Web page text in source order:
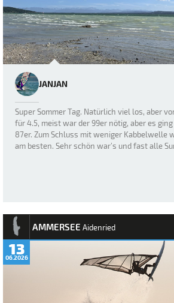
JANJAN
Super Sommer Tag. Natürlich viel los, aber
für 4.5, meist war der 99er nötig, aber es
87er. Zum Schluss mit weniger Kabbelwelle
am besten. Sehr schön war’s und fast alle
AMMERSEE Aidenried
13
06.2026